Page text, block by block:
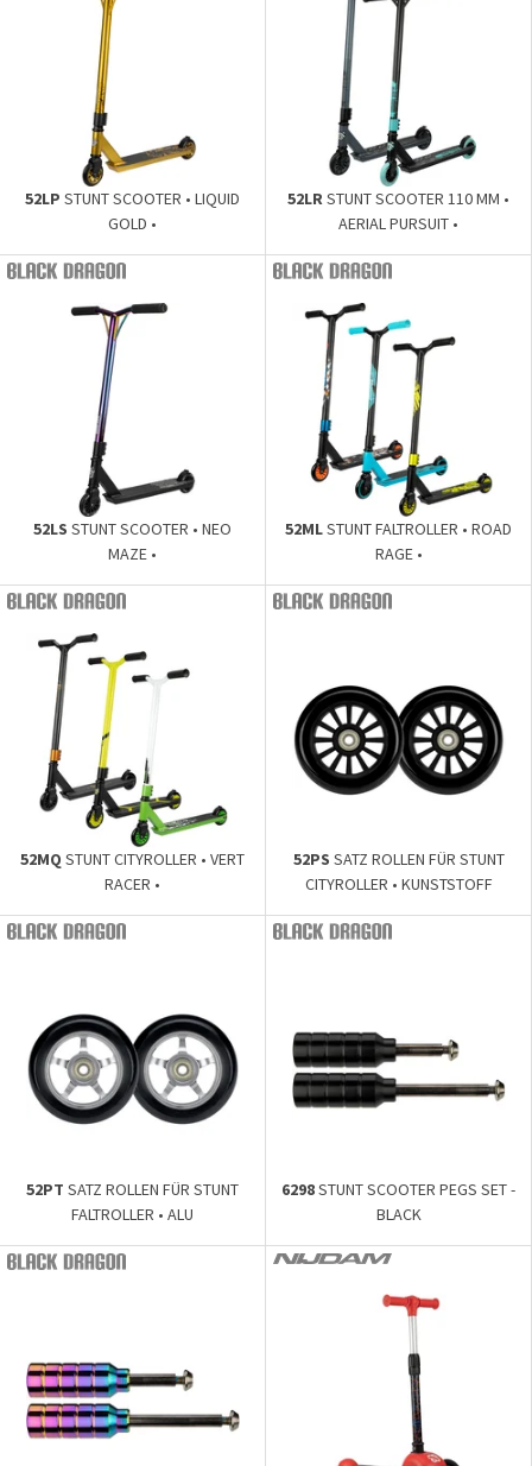
52LP STUNT SCOOTER • LIQUID
GOLD •
52LRSTUNT SCOOTER 110 MM •
AERIAL PURSUIT •
52LS STUNT SCOOTER • NEO
MAZE •
52MLSTUNT FALTROLLER • ROAD
RAGE •
52MQ STUNT CITYROLLER • VERT
RACER •
52PS SATZ ROLLEN FÜR STUNT
CITYROLLER • KUNSTSTOFF
52PT SATZ ROLLEN FÜR STUNT
FALTROLLER • ALU
6298STUNT SCOOTER PEGS SET -
BLACK